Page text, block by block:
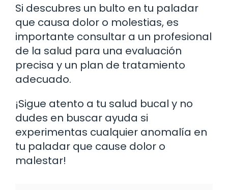
Si descubres un bulto en tu paladar
que causa dolor o molestias, es
importante consultar a un profesional
de la salud para una evaluación
precisa y un plan de tratamiento
adecuado.
¡Sigue atento a tu salud bucal y no
dudes en buscar ayuda si
experimentas cualquier anomalía en
tu paladar que cause dolor o
malestar!